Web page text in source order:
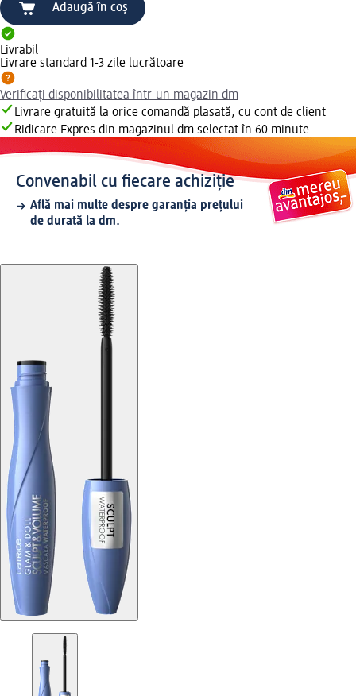
Adaugă în coș
Livrabil
Livrare standard 1-3 zile lucrătoare
Verificați disponibilitatea într-un magazin dm
Livrare gratuită la orice comandă plasată, cu cont de client
Ridicare Expres din magazinul dm selectat în 60 minute.
Convenabil cu fiecare achiziție
Află mai multe despre garanția prețului
de durată la dm.